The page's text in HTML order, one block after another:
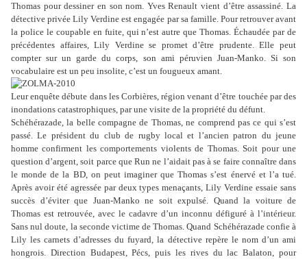
Thomas pour dessiner en son nom. Yves Renault vient d’être assassiné. La
détective privée Lily Verdine est engagée par sa famille. Pour retrouver avant
la police le coupable en fuite, qui n’est autre que Thomas. Échaudée par de
précédentes affaires, Lily Verdine se promet d’être prudente. Elle peut
compter sur un garde du corps, son ami péruvien Juan-Manko. Si son
vocabulaire est un peu insolite, c’est un fougueux amant.
Leur enquête débute dans les Corbières, région venant d’être touchée par des
inondations catastrophiques, par une visite de la propriété du défunt.
Schéhérazade, la belle compagne de Thomas, ne comprend pas ce qui s’est
passé. Le président du club de rugby local et l’ancien patron du jeune
homme confirment les comportements violents de Thomas. Soit pour une
question d’argent, soit parce que Run ne l’aidait pas à se faire connaître dans
le monde de la BD, on peut imaginer que Thomas s’est énervé et l’a tué.
Après avoir été agressée par deux types menaçants, Lily Verdine essaie sans
succès d’éviter que Juan-Manko ne soit expulsé. Quand la voiture de
Thomas est retrouvée, avec le cadavre d’un inconnu défiguré à l’intérieur.
Sans nul doute, la seconde victime de Thomas. Quand Schéhérazade confie à
Lily les carnets d’adresses du fuyard, la détective repère le nom d’un ami
hongrois. Direction Budapest, Pécs, puis les rives du lac Balaton, pour